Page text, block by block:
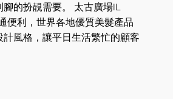
的扮靚需要。 太古廣場IL
便利，世界各地優質美髮產品
風格，讓平日生活繁忙的顧客